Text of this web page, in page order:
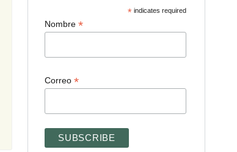
* indicates required
Nombre*
Correo*